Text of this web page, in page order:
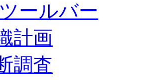
ールバー
計画
調査